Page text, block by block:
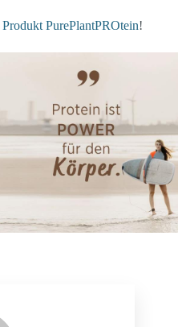
Produkt PurePlantPROtein!